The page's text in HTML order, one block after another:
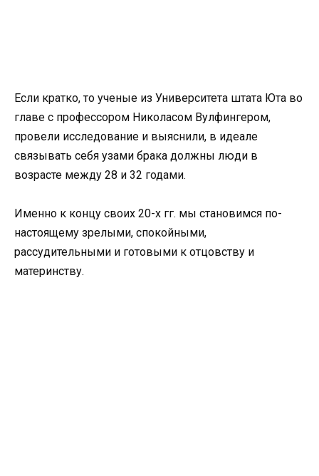
Если кратко, то ученые из Университета штата Юта во
главе с профессором Николасом Вулфингером,
провели исследование и выяснили, в идеале
связывать себя узами брака должны люди в
возрасте между 28 и 32 годами.
Именно к концу своих 20-х гг. мы становимся по-
настоящему зрелыми, спокойными,
рассудительными и готовыми к отцовству и
материнству.